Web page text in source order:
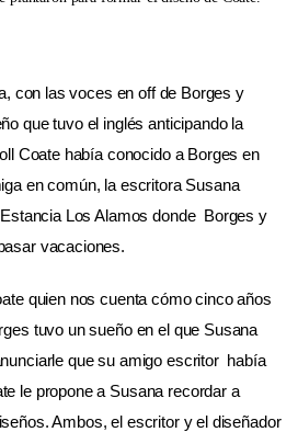
con las voces en off de Borges y
que tuvo el inglés anticipando la
Coate había conocido a Borges en
en común, la escritora Susana
Los Alamos donde Borges y
vacaciones.
quien nos cuenta cómo cinco años
tuvo un sueño en el que Susana
que su amigo escritor había
le propone a Susana recordar a
Ambos, el escritor y el diseñador